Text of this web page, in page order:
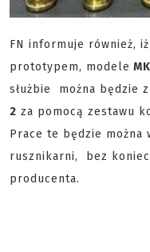
FN informuje również,
prototypem, modele
służbie można będzie
2 za pomocą zestawu
Prace te będzie można
rusznikarni, bez
producenta.